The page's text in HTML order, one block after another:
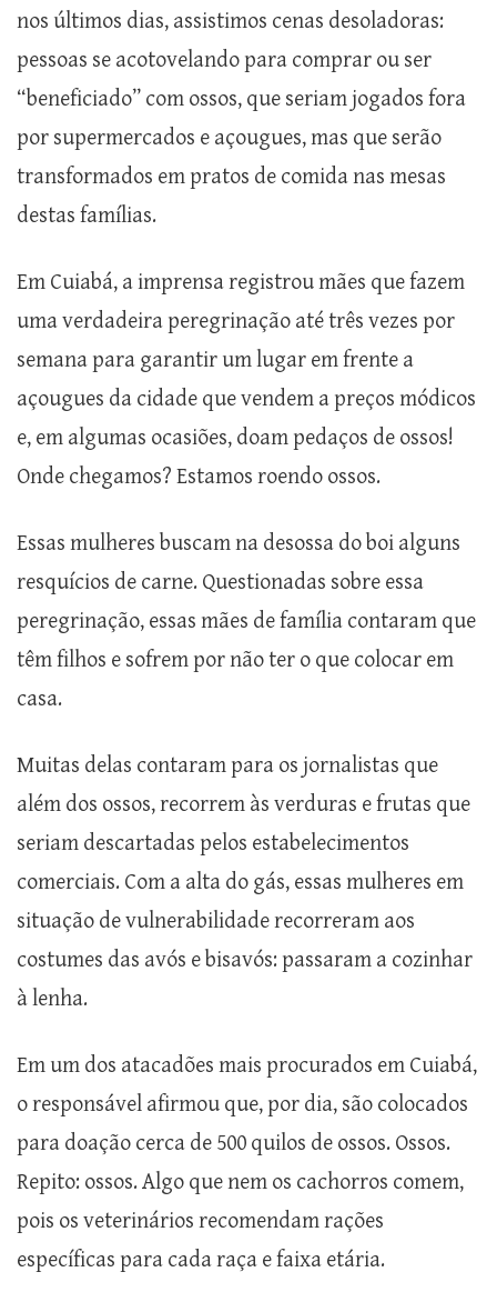
nos últimos dias, assistimos cenas desoladoras:
pessoas se acotovelando para comprar ou ser
“beneficiado” com ossos, que seriam jogados fora
por supermercados e açougues, mas que serão
transformados em pratos de comida nas mesas
destas famílias.
Em Cuiabá, a imprensa registrou mães que fazem
uma verdadeira peregrinação até três vezes por
semana para garantir um lugar em frente a
açougues da cidade que vendem a preços módicos
e, em algumas ocasiões, doam pedaços de ossos!
Onde chegamos? Estamos roendo ossos.
Essas mulheres buscam na desossa do boi alguns
resquícios de carne. Questionadas sobre essa
peregrinação, essas mães de família contaram que
têm filhos e sofrem por não ter o que colocar em
casa.
Muitas delas contaram para os jornalistas que
além dos ossos, recorrem às verduras e frutas que
seriam descartadas pelos estabelecimentos
comerciais. Com a alta do gás, essas mulheres em
situação de vulnerabilidade recorreram aos
costumes das avós e bisavós: passaram a cozinhar
à lenha.
Em um dos atacadões mais procurados em Cuiabá,
o responsável afirmou que, por dia, são colocados
para doação cerca de 500 quilos de ossos. Ossos.
Repito: ossos. Algo que nem os cachorros comem,
pois os veterinários recomendam rações
específicas para cada raça e faixa etária.